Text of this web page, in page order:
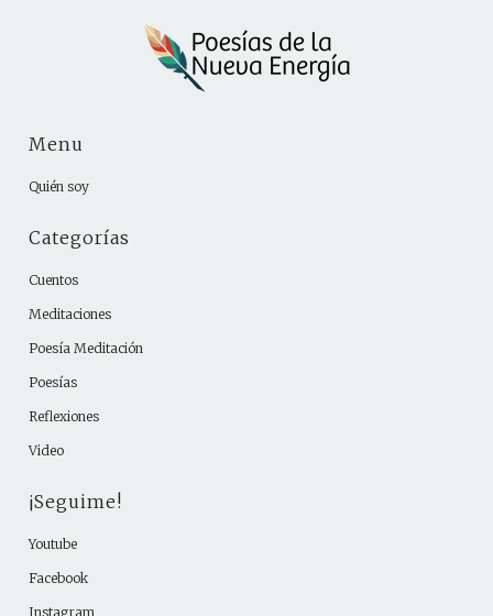
Menu
Quién soy
Categorías
Cuentos
Meditaciones
Poesía Meditación
Poesías
Reflexiones
Video
¡Seguime!
Youtube
Facebook
Instagram